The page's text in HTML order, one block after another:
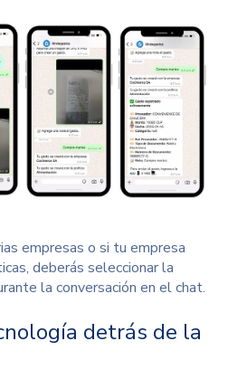
empresas o si tu empresa
deberás seleccionar la
la conversación en el chat.
detrás de la